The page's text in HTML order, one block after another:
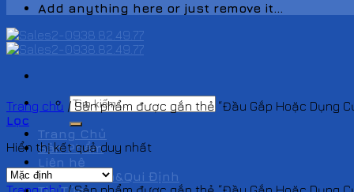
Add anything here or just remove it...
Tìm
kiếm:
Trang Chủ
Sản Phẩm
Liên hệ
Chính Sách&Qui Định
Trang chủ / Sản phẩm được gắn thẻ “Đầu Gắp Hoặc Dụng
Lọc
Hiển thị kết quả duy nhất